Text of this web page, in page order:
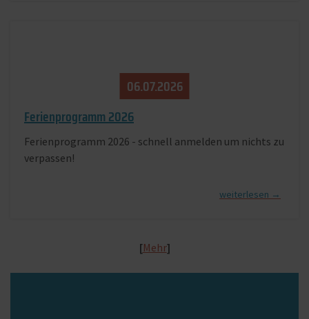
06.​07.​2026
Ferienprogramm 2026
Ferienprogramm 2026 - schnell anmelden um nichts zu
verpassen!
[Mehr]